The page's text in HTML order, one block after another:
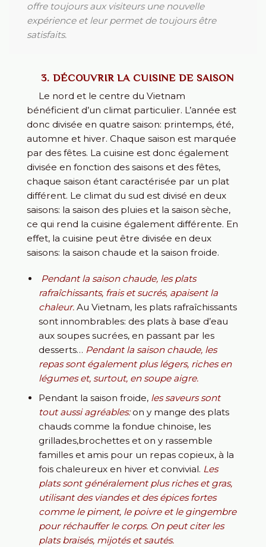
offre toujours aux visiteurs une nouvelle
expérience et leur permet de toujours être
satisfaits.
3. DÉCOUVRIR LA CUISINE DE SAISON
Le nord et le centre du Vietnam
bénéficient d’un climat particulier. L’année est
donc divisée en quatre saison: printemps, été,
automne et hiver. Chaque saison est marquée
par des fêtes. La cuisine est donc également
divisée en fonction des saisons et des fêtes,
chaque saison étant caractérisée par un plat
différent. Le climat du sud est divisé en deux
saisons: la saison des pluies et la saison sèche,
ce qui rend la cuisine également différente. En
effet, la cuisine peut être divisée en deux
saisons: la saison chaude et la saison froide.
Pendant la saison chaude, les plats
rafraîchissants, frais et sucrés, apaisent la
chaleur. Au Vietnam, les plats rafraîchissants
sont innombrables: des plats à base d’eau
aux soupes sucrées, en passant par les
desserts… Pendant la saison chaude, les
repas sont également plus légers, riches en
légumes et, surtout, en soupe aigre.
Pendant la saison froide,les saveurs sont
tout aussi agréables:on y mange des plats
chauds comme la fondue chinoise, les
grillades,brochettes et on y rassemble
familles et amis pour un repas copieux, à la
fois chaleureux en hiver et convivial. Les
plats sont généralement plus riches et gras,
utilisant des viandes et des épices fortes
comme le piment, le poivre et le gingembre
pour réchauffer le corps. On peut citer les
plats braisés, mijotés et sautés.